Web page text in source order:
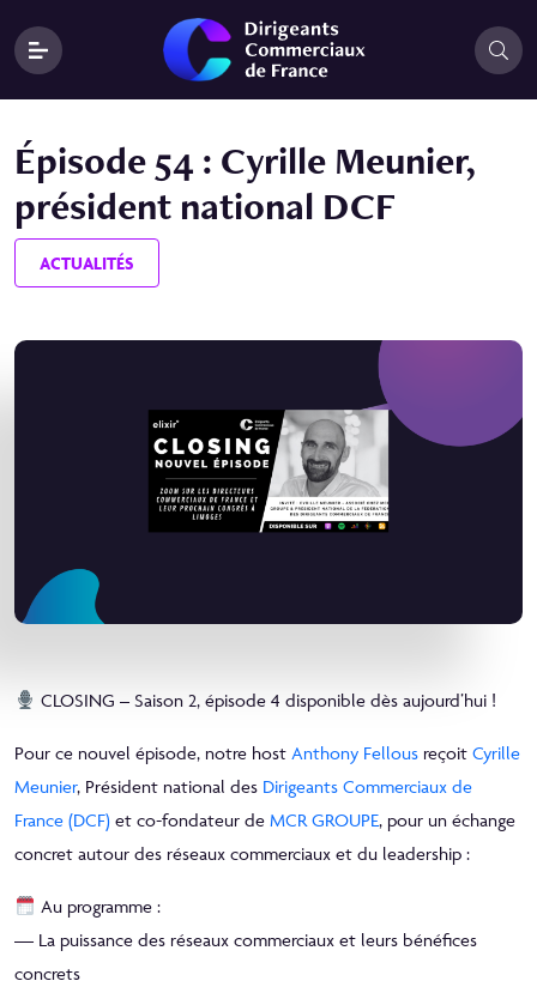
Épisode 54 : Cyrille Meunier,
président national DCF
ACTUALITÉS
CLOSING – Saison 2, épisode 4 disponible dès aujourd’hui !
Pour ce nouvel épisode, notre host Anthony Fellous reçoit Cyrille
Meunier, Président national des Dirigeants Commerciaux de
France (DCF) et co-fondateur de MCR GROUPE, pour un échange
concret autour des réseaux commerciaux et du leadership :
Au programme :
— La puissance des réseaux commerciaux et leurs bénéfices
concrets